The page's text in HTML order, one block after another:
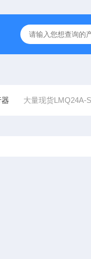
比例阀ITV2050-312L
大量现货LMQ24A-